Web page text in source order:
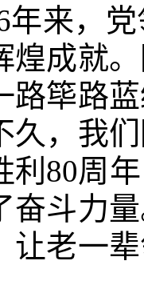
年来，
煌成就
路筚路
久，我
利80周
奋斗力
让老一